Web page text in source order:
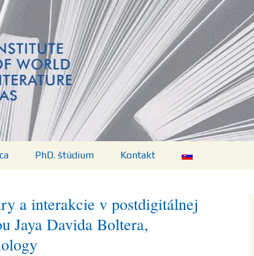
literatúry SAV
PhD. štúdium
Aktuálny program
doktorandi
Kontakt
a interakcie v postdigitálnej
Jaya Davida Boltera,